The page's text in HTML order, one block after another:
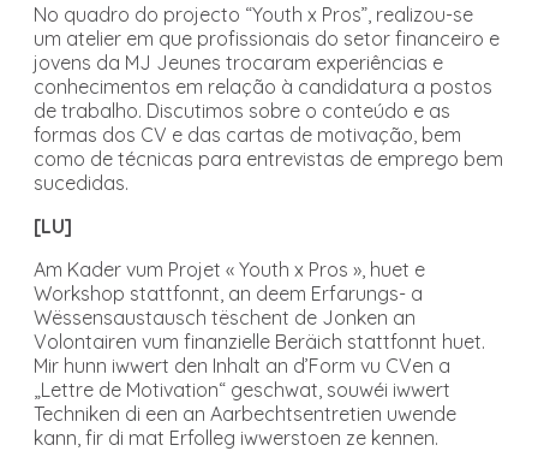
No quadro do projecto “Youth x Pros”, realizou-se
um atelier em que profissionais do setor financeiro e
jovens da MJ Jeunes trocaram experiências e
conhecimentos em relação à candidatura a postos
de trabalho. Discutimos sobre o conteúdo e as
formas dos CV e das cartas de motivação, bem
como de técnicas para entrevistas de emprego bem
sucedidas.
[LU]
Am Kader vum Projet « Youth x Pros », huet e
Workshop stattfonnt, an deem Erfarungs- a
Wëssensaustausch tëschent de Jonken an
Volontairen vum finanzielle Beräich stattfonnt huet.
Mir hunn iwwert den Inhalt an d’Form vu CVen a
„Lettre de Motivation“ geschwat, souwéi iwwert
Techniken di een an Aarbechtsentretien uwende
kann, fir di mat Erfolleg iwwerstoen ze kennen.